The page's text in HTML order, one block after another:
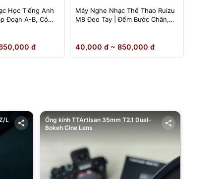
Học Tiếng Anh
Đoạn A-B, Có
đ
Máy Nghe Nhạc Thể Thao Ruizu
M8 Đeo Tay | Đếm Bước Chân,
Loa Ngoài
40,000 đ ~ 850,000 đ
L
Ống kính TTArtisan 35mm T2.1 Dual-
Bokeh Cine Lens